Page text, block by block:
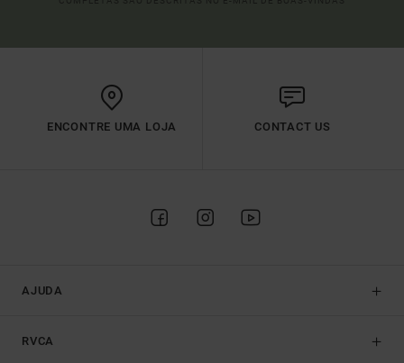
ENCONTRE UMA LOJA CONTACT US
AJUDA
RVCA